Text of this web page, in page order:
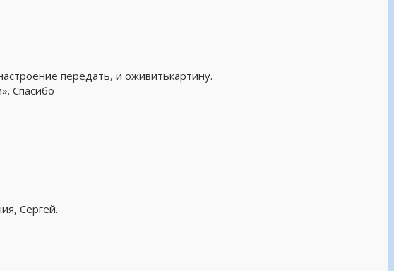
передать, и оживитькартину.
Спасибо
Сергей.